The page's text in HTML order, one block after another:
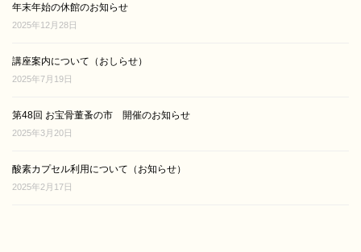
年末年始の休館のお知らせ
2025年12月28日
講座案内について（おしらせ）
2025年7月19日
第48回 お宝骨董蚤の市 開催のお知らせ
2025年3月20日
酸素カプセル利用について（お知らせ）
2025年2月17日